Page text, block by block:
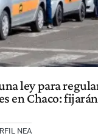
ley para
en Chaco:
NEA